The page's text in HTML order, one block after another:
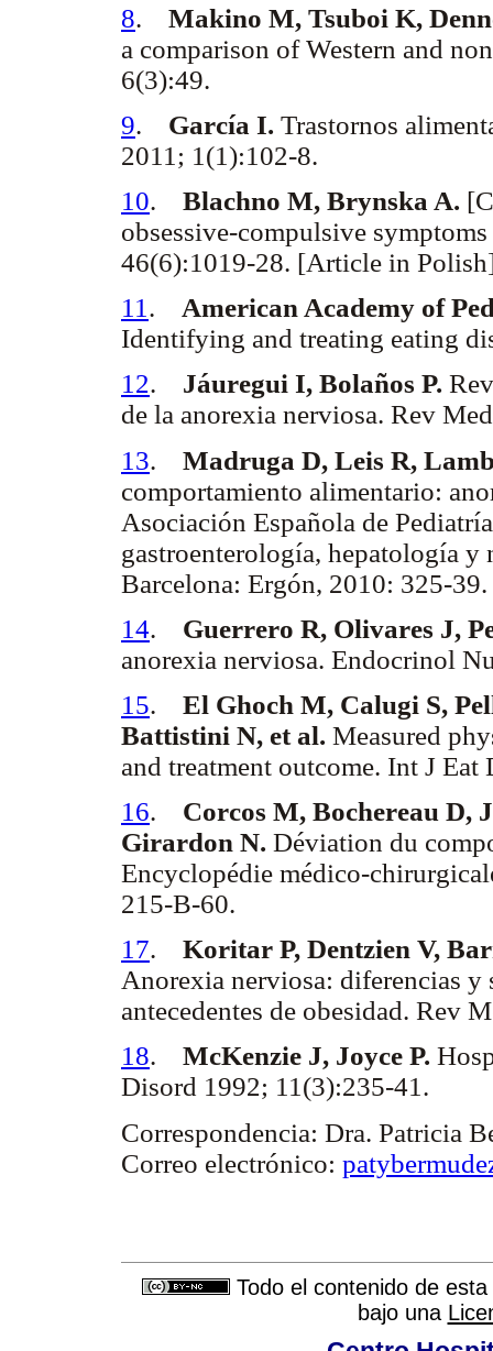
8. Makino M, Tsuboi K,
a comparison of Western and
6(3):49.
9. García I. Trastornos
2011; 1(1):102-8.
10. Blachno M, Brynska A.
obsessive-compulsive
46(6):1019-28. [Article in
11 . American Academy of
Identifying and treating eating
12. Jáuregui I, Bolaños P.
de la anorexia nerviosa. Rev
13. Madruga D, Leis R,
comportamiento alimentario:
Asociación Española de
gastroenterología, hepatología
Barcelona: Ergón, 2010: 325-
14. Guerrero R, Olivares J,
anorexia nerviosa. Endocrinol
15. El Ghoch M, Calugi S,
Battistini N, et al. Measured
and treatment outcome. Int J
16. Corcos M, Bochereau D,
Girardon N. Déviation du
Encyclopédie médico-
215-B-60.
17. Koritar P, Dentzien V,
Anorexia nerviosa: diferencias y
antecedentes de obesidad.
18. McKenzie J, Joyce P.
Disord 1992; 11(3):235-41.
Correspondencia: Dra. Patricia
Correo electrónico:
Todo el contenido de
bajo una